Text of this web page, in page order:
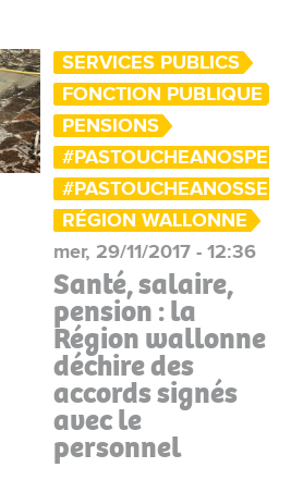
SERVICES PUBLICS
FONCTION PUBLIQUE
PENSIONS
RÉGION WALLONNE
mer, 29/11/2017 - 12:36
Santé, salaire,
pension : la
Région wallonne
déchire des
accords signés
avec le
personnel